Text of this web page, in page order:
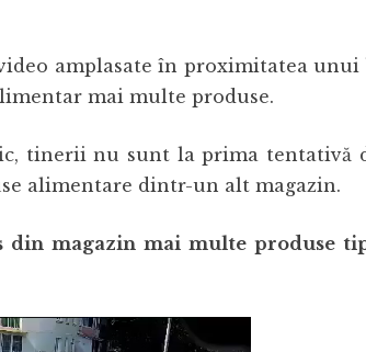
amplasate în proximitatea unui
mai multe produse.
tinerii nu sunt la prima tentativă
alimentare dintr-un alt magazin.
din magazin mai multe produse